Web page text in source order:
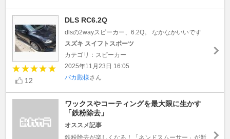
12
DLS RC6.2Q
dlsの2wayスピーカー、6.2Q。 なかなかいいです
スズキ スイフトスポーツ
カテゴリ：スピーカー
2025年11月23日 16:05
バカ殿様さん
ワックスやコーティングを最大限に生かす
「鉄粉除去」
オススメ記事
鉄粉除去が楽しくなる！「ネンドスムーサー」が新